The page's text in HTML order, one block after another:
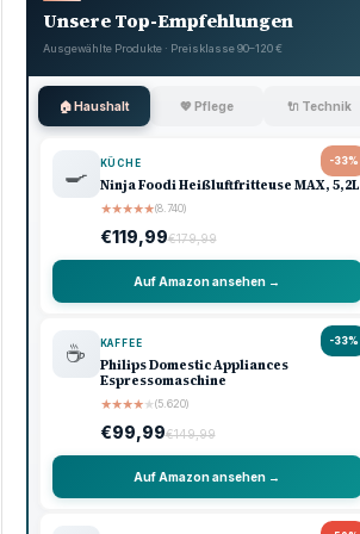
Unsere Top-Empfehlungen
Ausgewählte Produkte · Preisklasse 90–120 €
🏠 Haushalt 💖 Pflege 🔌 Technik
-33%
🍳 KÜCHE
Ninja Foodi Heißluftfritteuse MAX, 5,2L
★★★★★(8.740)
€119,99€179,99
Auf Amazon ansehen →
-33%
☕ KAFFEE
Philips Domestic Appliances
Espressomaschine
★★★★★(5.620)
€99,99€149,99
Auf Amazon ansehen →